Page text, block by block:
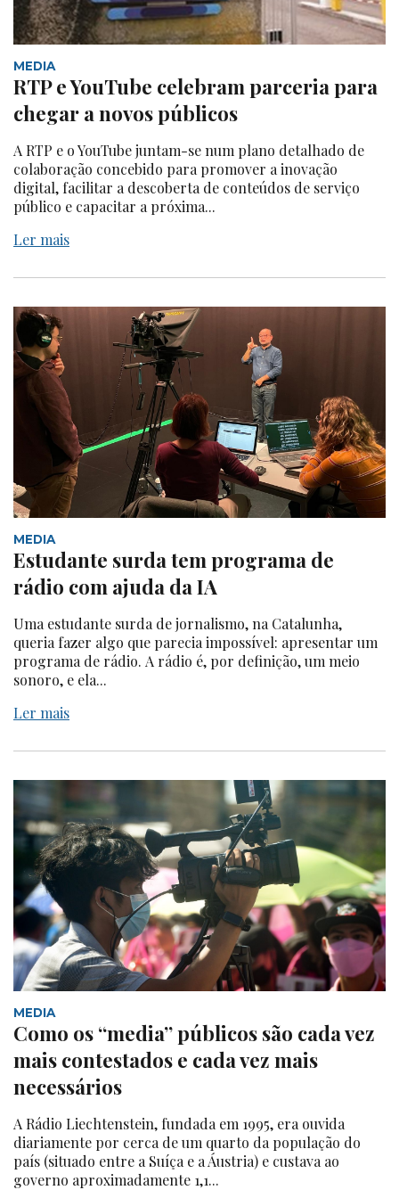
MEDIA
RTP e YouTube celebram parceria para
chegar a novos públicos
A RTP e o YouTube juntam-se num plano detalhado de
colaboração concebido para promover a inovação
digital, facilitar a descoberta de conteúdos de serviço
público e capacitar a próxima...
Ler mais
MEDIA
Estudante surda tem programa de
rádio com ajuda da IA
Uma estudante surda de jornalismo, na Catalunha,
queria fazer algo que parecia impossível: apresentar um
programa de rádio. A rádio é, por definição, um meio
sonoro, e ela...
Ler mais
MEDIA
Como os “media” públicos são cada vez
mais contestados e cada vez mais
necessários
A Rádio Liechtenstein, fundada em 1995, era ouvida
diariamente por cerca de um quarto da população do
país (situado entre a Suíça e a Áustria) e custava ao
governo aproximadamente 1,1...